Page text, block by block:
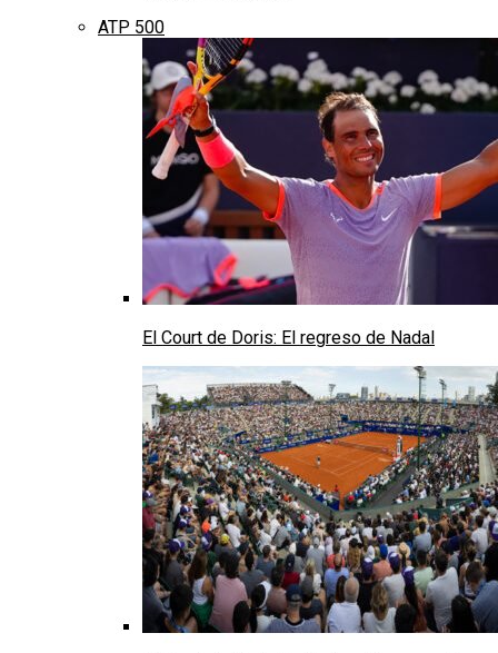
ATP 500
El Court de Doris: El regreso de Nadal